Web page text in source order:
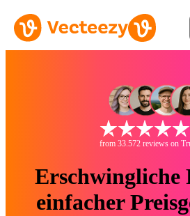
from 33.572 reviews on
Erschwingliche
einfacher